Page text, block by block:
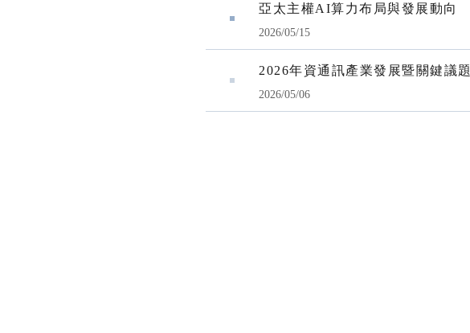
亞太主權AI算力布局與發展動向
2026/05/15
2026年資通訊產業發展暨關鍵議題
2026/05/06